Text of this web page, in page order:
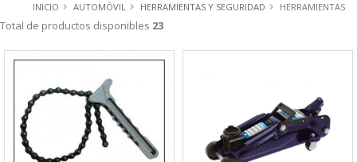
INICIO AUTOMÓVIL HERRAMIENTAS Y SEGURIDAD HERRAMIENTAS
Total de productos disponibles 23